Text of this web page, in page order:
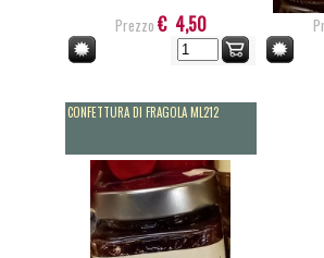
Prezzo € 4,50
CONFETTURA DI FRAGOLA ML212